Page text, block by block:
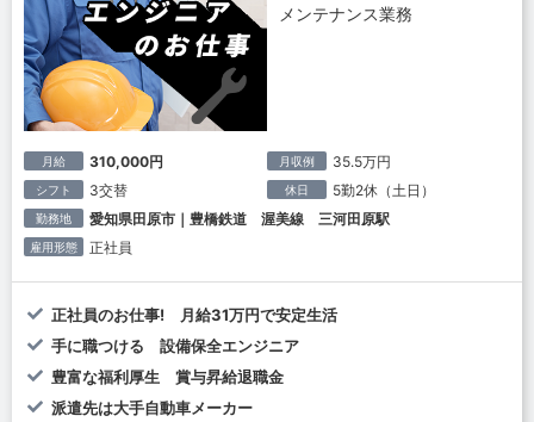
メンテナンス業務
月給 310,000円 月収例 35.5万円
シフト 3交替 休日 5勤2休（土日）
勤務地 愛知県田原市｜豊橋鉄道 渥美線 三河田原駅
雇用形態 正社員
正社員のお仕事! 月給31万円で安定生活
手に職つける 設備保全エンジニア
豊富な福利厚生 賞与昇給退職金
派遣先は大手自動車メーカー